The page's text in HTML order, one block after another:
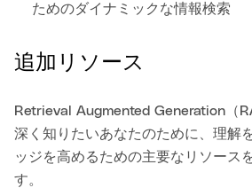
ためのダイナミックな情報検索
追加リソース
Retrieval Augmented Generation（
深く知りたいあなたのために、理解
ッジを高めるための主要なリソース
す。